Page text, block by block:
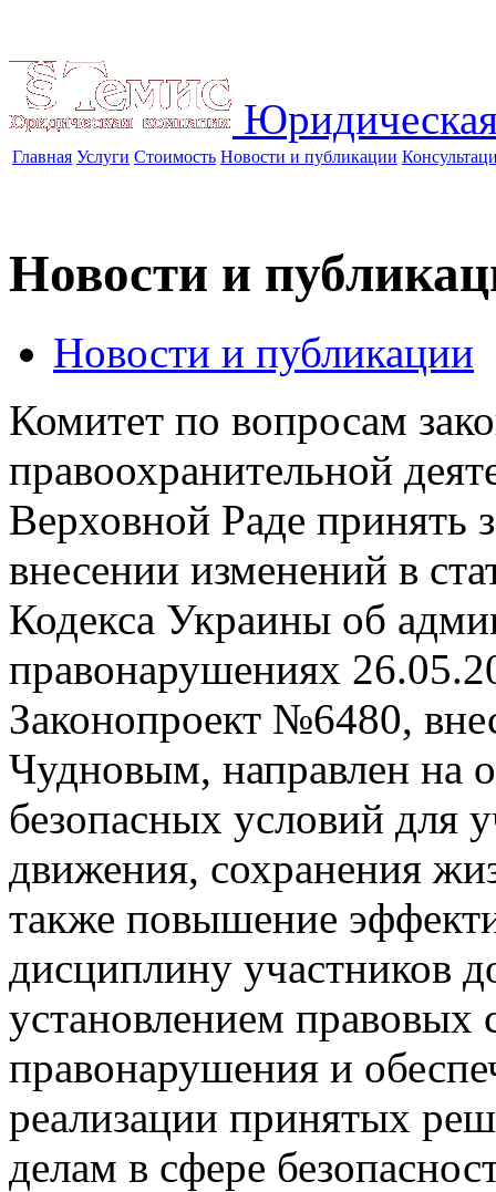
Главная Услуги Стоимость Новости и публикации
Новости и
Новости и публикации
Комитет по вопросам
правоохранительной
Верховной Раде принять
внесении изменений в
Кодекса Украины об
правонарушениях
Законопроект №6480,
Чудновым, направлен на
безопасных условий для
движения, сохранения
также повышение
дисциплину участников
установлением правовых
правонарушения и
реализации принятых
делам в сфере